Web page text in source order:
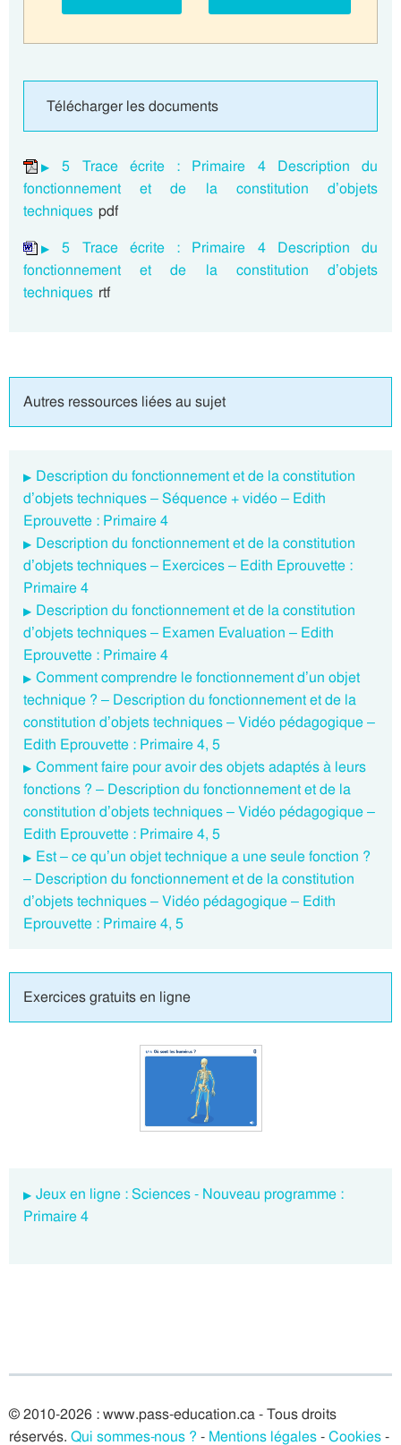
Télécharger les documents
5 Trace écrite : Primaire 4 Description du
fonctionnement et de la constitution d’objets
techniques pdf
5 Trace écrite : Primaire 4 Description du
fonctionnement et de la constitution d’objets
techniques rtf
Autres ressources liées au sujet
Description du fonctionnement et de la constitution
d’objets techniques – Séquence + vidéo – Edith
Eprouvette : Primaire 4
Description du fonctionnement et de la constitution
d’objets techniques – Exercices – Edith Eprouvette :
Primaire 4
Description du fonctionnement et de la constitution
d’objets techniques – Examen Evaluation – Edith
Eprouvette : Primaire 4
Comment comprendre le fonctionnement d’un objet
technique ? – Description du fonctionnement et de la
constitution d’objets techniques – Vidéo pédagogique –
Edith Eprouvette : Primaire 4, 5
Comment faire pour avoir des objets adaptés à leurs
fonctions ? – Description du fonctionnement et de la
constitution d’objets techniques – Vidéo pédagogique –
Edith Eprouvette : Primaire 4, 5
Est – ce qu’un objet technique a une seule fonction ?
– Description du fonctionnement et de la constitution
d’objets techniques – Vidéo pédagogique – Edith
Eprouvette : Primaire 4, 5
Exercices gratuits en ligne
Jeux en ligne : Sciences - Nouveau programme :
Primaire 4
© 2010-2026 : www.pass-education.ca - Tous droits
réservés. Qui sommes-nous ? - Mentions légales-Cookies-